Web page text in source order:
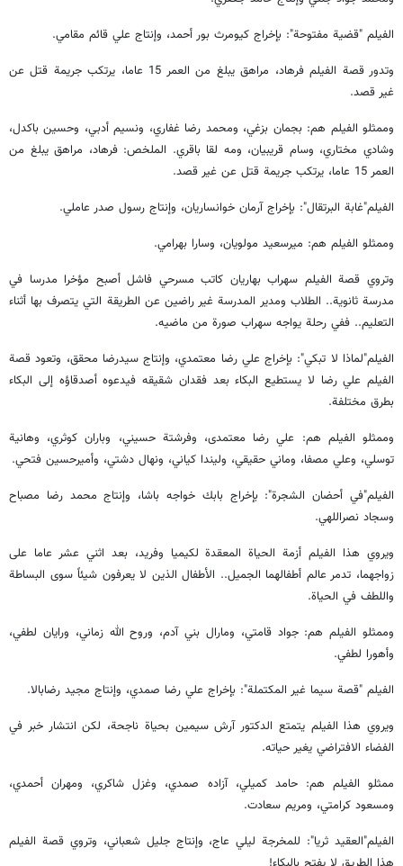
الفيلم "قضية مفتوحة": بإخراج كيومرث بور أحمد، وإنتاج علي قائم مقامي.
وتدور قصة الفيلم فرهاد، مراهق يبلغ من العمر 15 عاما، يرتكب جريمة قتل عن
غير قصد.
وممثلو الفیلم هم: بجمان بزغي، ومحمد رضا غفاري، ونسيم أدبي، وحسين باكدل،
وشادي مختاري، وسام قريبيان، ومه لقا باقري. الملخص: فرهاد، مراهق يبلغ من
العمر 15 عاما، يرتكب جريمة قتل عن غير قصد.
الفيلم"غابة البرتقال": بإخراج آرمان خوانساريان، وإنتاج رسول صدر عاملي.
وممثلو الفيلم هم: ميرسعيد مولويان، وسارا بهرامي.
وتروي قصة الفيلم سهراب بهاريان كاتب مسرحي فاشل أصبح مؤخرا مدرسا في
مدرسة ثانوية.. الطلاب ومدير المدرسة غير راضين عن الطريقة التي يتصرف بها أثناء
التعليم.. ففي رحلة يواجه سهراب صورة من ماضيه.
الفيلم"لماذا لا تبكي": بإخراج علي رضا معتمدي، وإنتاج سيدرضا محقق، وتعود قصة
الفيلم علي رضا لا يستطيع البكاء بعد فقدان شقيقه فيدعوه أصدقاؤه إلى البكاء
بطرق مختلفة.
وممثلو الفيلم هم: علي رضا معتمدى، وفرشتة حسيني، وباران كوثري، وهانية
توسلي، وعلي مصفا، وماني حقيقي، وليندا كياني، ونهال دشتي، وأميرحسين فتحي.
الفيلم"في أحضان الشجرة": بإخراج بابك خواجه باشا، وإنتاج محمد رضا مصباح
وسجاد نصراللهي.
ويروي هذا الفيلم أزمة الحياة المعقدة لكيميا وفريد، بعد اثني عشر عاما على
زواجهما، تدمر عالم أطفالهما الجميل.. الأطفال الذين لا يعرفون شيئاً سوى البساطة
واللطف في الحياة.
وممثلو الفيلم هم: جواد قامتي، ومارال بني آدم، وروح الله زماني، ورايان لطفي،
وأهورا لطفي.
الفيلم "قصة سيما غير المكتملة": بإخراج علي رضا صمدي، وإنتاج مجيد رضابالا.
ويروي هذا الفيلم يتمتع الدكتور آرش سيمين بحياة ناجحة، لكن انتشار خبر في
الفضاء الافتراضي يغير حياته.
ممثلو الفيلم هم: حامد كميلي، آزاده صمدي، وغزل شاكري، ومهران أحمدي،
ومسعود كرامتي، ومريم سعادت.
الفيلم"العقيد ثريا": للمخرجة ليلي عاج، وإنتاج جليل شعباني، وتروي قصة الفيلم